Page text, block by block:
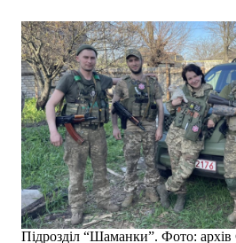
Підрозділ “Шаманки”. Фото: